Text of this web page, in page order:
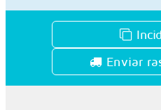
Enviar